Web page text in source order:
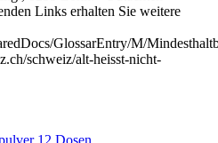
Links erhalten Sie weitere
GlossarEntry/M/
schweiz/alt-heisst-nicht-